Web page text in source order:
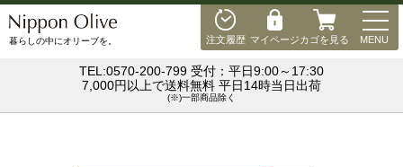
注文履歴 マイページカゴを見る MENU
暮らしの中にオリーブを。
TEL:0570-200-799 受付：平日9:00～17:30
7,000円以上で送料無料 平日14時当日出荷
(※)一部商品除く